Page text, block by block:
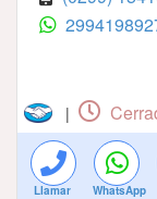
|
Llamar WhatsApp